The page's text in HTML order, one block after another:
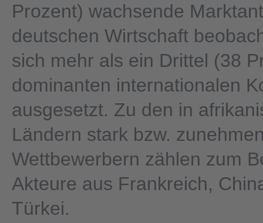
Prozent) wachsende
deutschen Wirtschaft
sich mehr als ein Drittel (38
dominanten internationalen
ausgesetzt. Zu den in
Ländern stark bzw.
Wettbewerbern zählen zum
Akteure aus Frankreich,
Türkei.